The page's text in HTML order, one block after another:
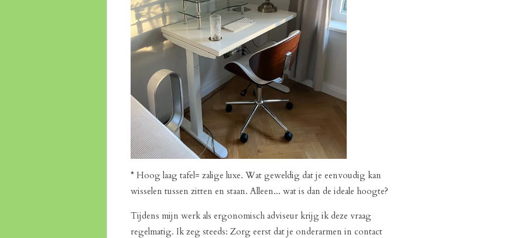
* Hoog laag tafel= zalige luxe. Wat geweldig dat je eenvoudig kan
wisselen tussen zitten en staan. Alleen... wat is dan de ideale hoogte?
Tijdens mijn werk als ergonomisch adviseur krijg ik deze vraag
regelmatig. Ik zeg steeds: Zorg eerst dat je onderarmen in contact